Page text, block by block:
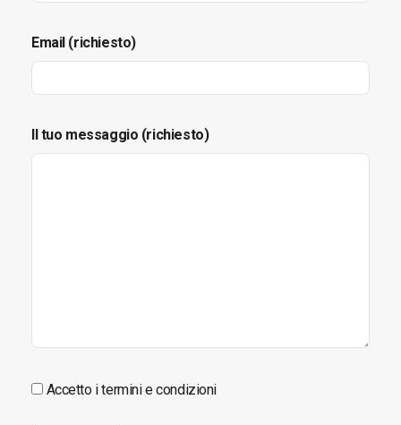
Email (richiesto)
Il tuo messaggio (richiesto)
Accetto i termini e condizioni